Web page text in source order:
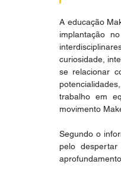
A educação
implantação
curiosidade,
se relacionar
trabalho em
movimento
Segundo o
pelo
aprofundamento.